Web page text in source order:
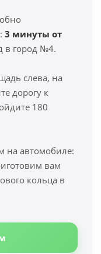
3 минуты от
в город №4.
слева, на
дорогу к
180
на автомобиле:
вам
кольца в